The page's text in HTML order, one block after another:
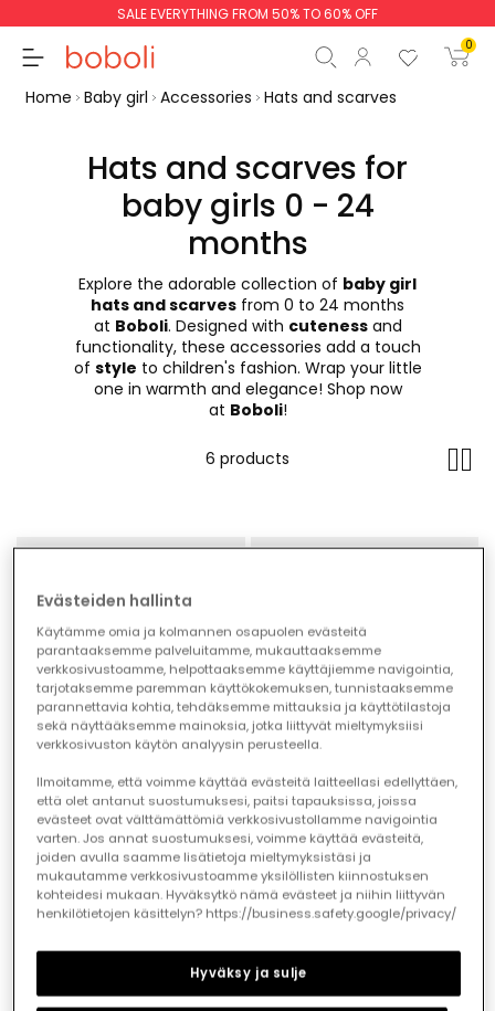
SALE EVERYTHING FROM 50% TO 60% OFF
0
Continue Start order
Home Baby girl Accessories Hats and scarves
Hats and scarves for
baby girls 0 - 24
months
Explore the adorable collection of baby girl
hats and scarves from 0 to 24 months
at Boboli. Designed with cutenessand
functionality, these accessories add a touch
of style to children's fashion. Wrap your little
one in warmth and elegance! Shop now
at Boboli!
6 products
Brown hat with baby deer design
€19.95
Brown spotted print baby collar
€19.95
Evästeiden hallinta
Käytämme omia ja kolmannen osapuolen evästeitä
parantaaksemme palveluitamme, mukauttaaksemme
verkkosivustoamme, helpottaaksemme käyttäjiemme navigointia,
tarjotaksemme paremman käyttökokemuksen, tunnistaaksemme
parannettavia kohtia, tehdäksemme mittauksia ja käyttötilastoja
sekä näyttääksemme mainoksia, jotka liittyvät mieltymyksiisi
verkkosivuston käytön analyysin perusteella.
Ilmoitamme, että voimme käyttää evästeitä laitteellasi edellyttäen,
että olet antanut suostumuksesi, paitsi tapauksissa, joissa
evästeet ovat välttämättömiä verkkosivustollamme navigointia
varten. Jos annat suostumuksesi, voimme käyttää evästeitä,
joiden avulla saamme lisätietoja mieltymyksistäsi ja
mukautamme verkkosivustoamme yksilöllisten kiinnostuksen
kohteidesi mukaan. Hyväksytkö nämä evästeet ja niihin liittyvän
henkilötietojen käsittelyn? https://business.safety.google/privacy/
Hyväksy ja sulje